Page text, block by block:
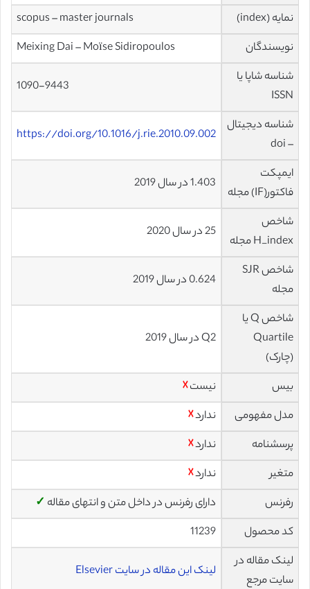
نمایه (index)
scopus – master journals
نویسندگان
Meixing Dai – Moïse Sidiropoulos
شناسه شاپا یا
ISSN
1090-9443
شناسه دیجیتال
– doi
https://doi.org/10.1016/j.rie.2010.09.002
ایمپکت
فاکتور(IF) مجله
1.403 در سال 2019
شاخص
H_index مجله
25 در سال 2020
شاخص SJR
مجله
0.624 در سال 2019
شاخص Q یا
Quartile
(چارک)
Q2 در سال 2019
بیس نیست☓
مدل مفهومی
ندارد☓
پرسشنامه
ندارد☓
متغیر
ندارد☓
رفرنس
دارای رفرنس در داخل متن و انتهای مقاله ✓
کد محصول
11239
لینک مقاله در
سایت مرجع
لینک این مقاله در سایت Elsevier